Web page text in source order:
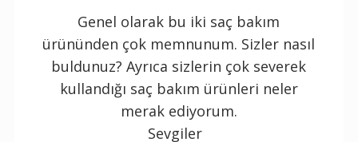
Genel olarak bu iki saç bakım
ürününden çok memnunum. Sizler nasıl
buldunuz? Ayrıca sizlerin çok severek
kullandığı saç bakım ürünleri neler
merak ediyorum.
Sevgiler